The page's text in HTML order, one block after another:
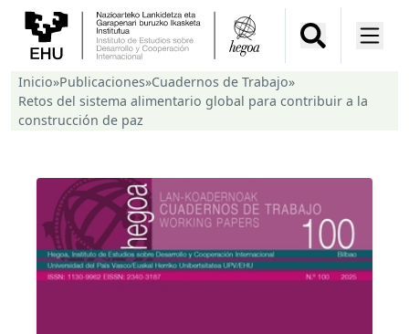
Inicio»Publicaciones»Cuadernos de Trabajo»
Retos del sistema alimentario global para contribuir a la
construcción de paz